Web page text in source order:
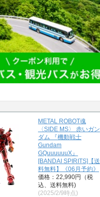
METAL ROBOT魂
〈SIDE MS〉 赤いガン
ダム 『機動戦士
Gundam
GQuuuuuuX』
[BANDAI SPIRITS]【送
料無料】《06月予約》
価格：22,990円（税
込、送料無料)
(2025/2/9時点)